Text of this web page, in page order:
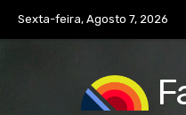
Sexta-feira, Agosto 7, 2026